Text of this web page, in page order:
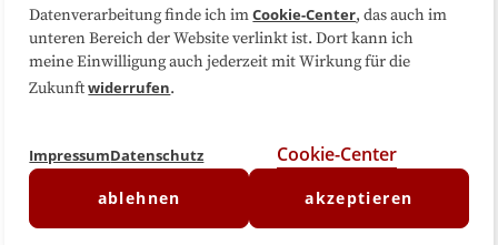
Datenverarbeitung finde ich imCookie-Center, das auch im
unteren Bereich der Website verlinkt ist. Dort kann ich
meine Einwilligung auch jederzeit mit Wirkung für die
Zukunftwiderrufen.
ImpressumDatenschutz Cookie-Center
ablehnen akzeptieren